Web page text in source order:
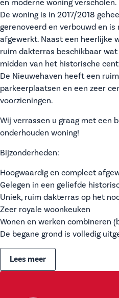
en moderne woning verscholen.
De woning is in 2017/2018
gerenoveerd en verbouwd en
afgewerkt. Naast een heerlijke
ruim dakterras beschikbaar
midden van het historische
De Nieuwehaven heeft een
parkeerplaatsen en een zeer
voorzieningen.
Wij verrassen u graag met een
onderhouden woning!
Bijzonderheden:
Hoogwaardig en compleet
Gelegen in een geliefde
Uniek, ruim dakterras op het
Zeer royale woonkeuken
Wonen en werken combineren
De begane grond is volledig
Lees meer